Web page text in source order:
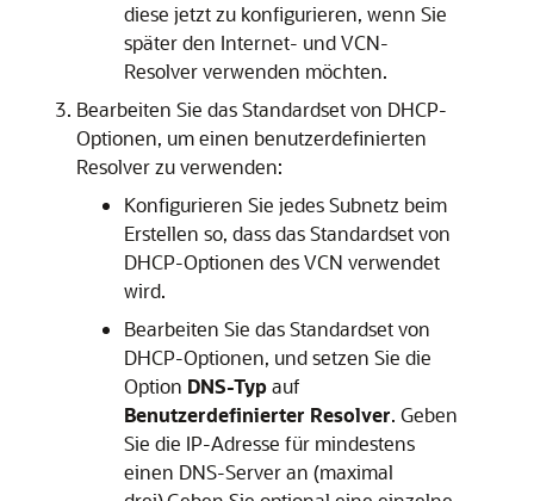
diese jetzt zu konfigurieren, wenn Sie
später den Internet- und VCN-
Resolver verwenden möchten.
Bearbeiten Sie das Standardset von DHCP-
Optionen, um einen benutzerdefinierten
Resolver zu verwenden:
Konfigurieren Sie jedes Subnetz beim
Erstellen so, dass das Standardset von
DHCP-Optionen des VCN verwendet
wird.
Bearbeiten Sie das Standardset von
DHCP-Optionen, und setzen Sie die
Option DNS-Typauf
Benutzerdefinierter Resolver. Geben
Sie die IP-Adresse für mindestens
einen DNS-Server an (maximal